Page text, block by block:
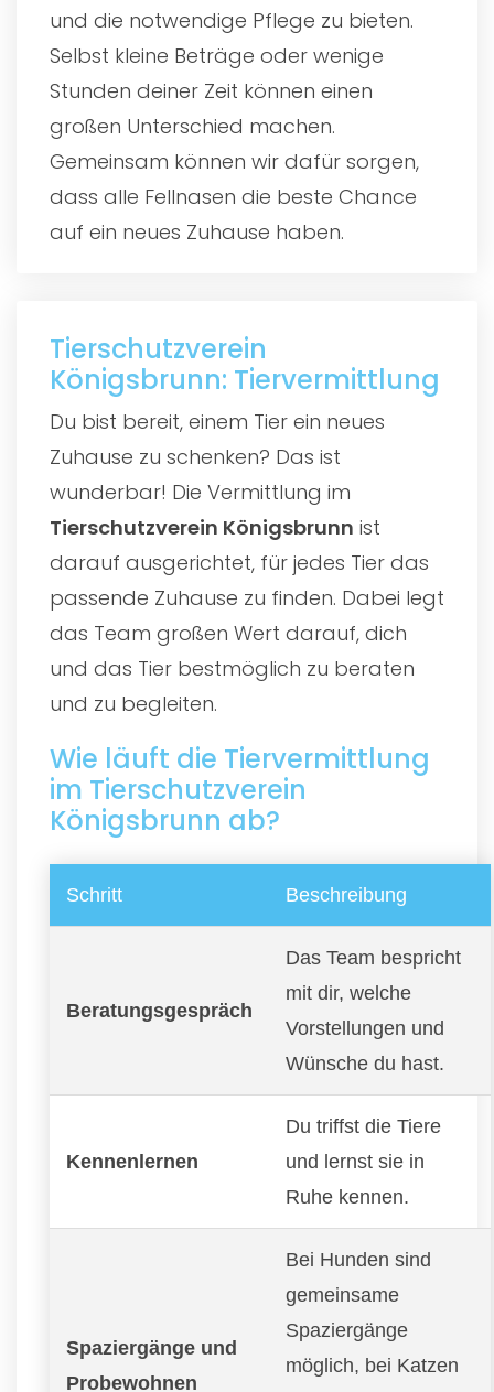
und die notwendige Pflege zu bieten.
Selbst kleine Beträge oder wenige
Stunden deiner Zeit können einen
großen Unterschied machen.
Gemeinsam können wir dafür sorgen,
dass alle Fellnasen die beste Chance
auf ein neues Zuhause haben.
Tierschutzverein
Königsbrunn: Tiervermittlung
Du bist bereit, einem Tier ein neues
Zuhause zu schenken? Das ist
wunderbar! Die Vermittlung im
Tierschutzverein Königsbrunn ist
darauf ausgerichtet, für jedes Tier das
passende Zuhause zu finden. Dabei legt
das Team großen Wert darauf, dich
und das Tier bestmöglich zu beraten
und zu begleiten.
Wie läuft die Tiervermittlung
im Tierschutzverein
Königsbrunn ab?
Schritt Beschreibung
Beratungsgespräch
Das Team bespricht
mit dir, welche
Vorstellungen und
Wünsche du hast.
Kennenlernen
Du triffst die Tiere
und lernst sie in
Ruhe kennen.
Spaziergänge und
Probewohnen
Bei Hunden sind
gemeinsame
Spaziergänge
möglich, bei Katzen